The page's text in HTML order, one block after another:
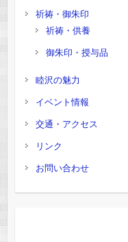
祈祷・御朱印
祈祷・供養
御朱印・授与品
睦沢の魅力
イベント情報
交通・アクセス
リンク
お問い合わせ